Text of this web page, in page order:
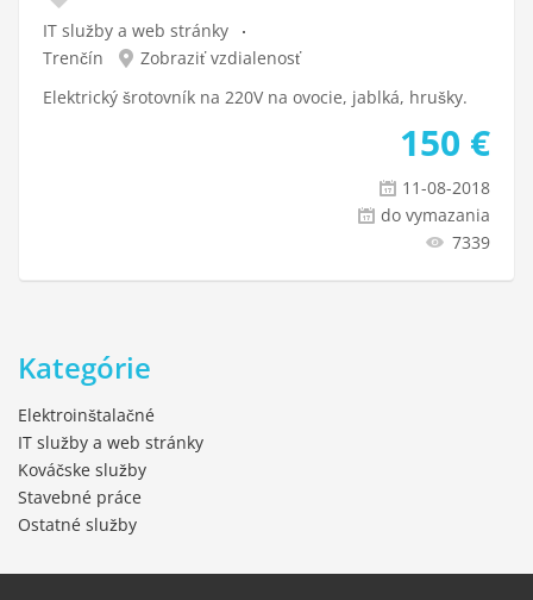
IT služby a web stránky
Trenčín
Zobraziť vzdialenosť
Elektrický šrotovník na 220V na ovocie, jablká, hrušky.
150 €
11-08-2018
do vymazania
7339
Kategórie
Elektroinštalačné
IT služby a web stránky
Kováčske služby
Stavebné práce
Ostatné služby